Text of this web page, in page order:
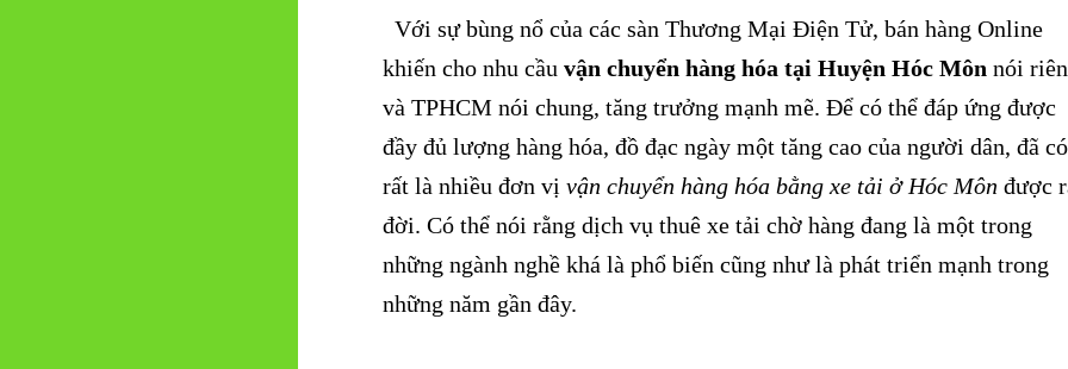
những ngành nghề khá là phổ biến cũng như là phát triển mạnh trong
những năm gần đây.
Chính vì những lý do trên mà vấn đề chất lượng dịch vụ của các đơn
vận chuyển luôn được đặt lên hàng đầu đồng thời đây cũng là điều mà
người dân Hóc Môn TPHCM khá là quan tâm. Nếu như chúng ta sử
dụng dịch vụ xe tải chở hàng ở Khu vực Hóc Môn thì cũng sẽ có
ưu điểm nhất định đó chính là tiết kiệm thời gian, tiết kiệm tiền bạc